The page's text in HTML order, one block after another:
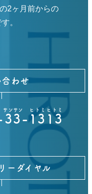
2ヶ月前からの
。
合わせ
33
サンサン
-1313
ヒトミヒトミ
ーダイヤル